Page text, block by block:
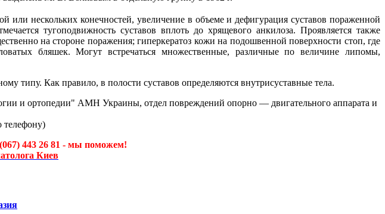
нескольких конечностей, увеличение в объеме и дефигурация суставов пораженной
тугоподвижность суставов вплоть до хрящевого анкилоза. Проявляется также
на стороне поражения; гиперкератоз кожи на подошвенной поверхности стоп, где
бляшек. Могут встречаться множественные, различные по величине липомы,
типу. Как правило, в полости суставов определяются внутрисуставные тела.
и ортопедии" АМН Украины, отдел повреждений опорно — двигательного аппарата и
телефону)
443 26 81 - мы поможем!
Киев